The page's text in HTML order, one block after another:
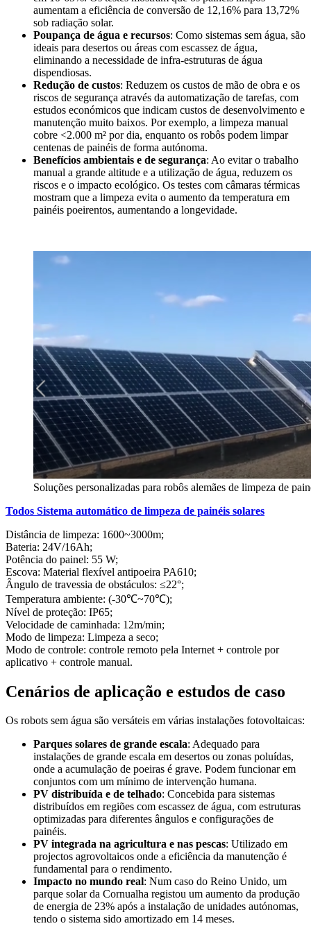
aumentam a eficiência de conversão de 12,16% para 13,72%
sob radiação solar.
Poupança de água e recursos: Como sistemas sem água, são
ideais para desertos ou áreas com escassez de água,
eliminando a necessidade de infra-estruturas de água
dispendiosas.
Redução de custos: Reduzem os custos de mão de obra e os
riscos de segurança através da automatização de tarefas, com
estudos económicos que indicam custos de desenvolvimento e
manutenção muito baixos. Por exemplo, a limpeza manual
cobre <2.000 m² por dia, enquanto os robôs podem limpar
centenas de painéis de forma autónoma.
Benefícios ambientais e de segurança: Ao evitar o trabalho
manual a grande altitude e a utilização de água, reduzem os
riscos e o impacto ecológico. Os testes com câmaras térmicas
mostram que a limpeza evita o aumento da temperatura em
painéis poeirentos, aumentando a longevidade.
Soluções personalizadas para robôs alemães de limpeza de
Todos Sistema automático de limpeza de painéis solares
Distância de limpeza: 1600~3000m;
Bateria: 24V/16Ah;
Potência do painel: 55 W;
Escova: Material flexível antipoeira PA610;
Ângulo de travessia de obstáculos: ≤22°;
Temperatura ambiente: (-30℃~70℃);
Nível de proteção: IP65;
Velocidade de caminhada: 12m/min;
Modo de limpeza: Limpeza a seco;
Modo de controle: controle remoto pela Internet + controle por
aplicativo + controle manual.
Cenários de aplicação e estudos de caso
Os robots sem água são versáteis em várias instalações fotovoltaicas:
Parques solares de grande escala: Adequado para
instalações de grande escala em desertos ou zonas poluídas,
onde a acumulação de poeiras é grave. Podem funcionar em
conjuntos com um mínimo de intervenção humana.
PV distribuída e de telhado: Concebida para sistemas
distribuídos em regiões com escassez de água, com estruturas
optimizadas para diferentes ângulos e configurações de
painéis.
PV integrada na agricultura e nas pescas: Utilizado em
projectos agrovoltaicos onde a eficiência da manutenção é
fundamental para o rendimento.
Impacto no mundo real: Num caso do Reino Unido, um
parque solar da Cornualha registou um aumento da produção
de energia de 23% após a instalação de unidades autónomas,
tendo o sistema sido amortizado em 14 meses.